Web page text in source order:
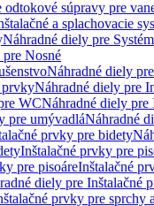
odtokové súpravy pre
a splachovacie
Náhradné diely pre
Nosné
Náhradné diely pre
prvkyNáhradné diely pre
WCNáhradné diely pre
pre umývadláNáhradné
prvky pre bidety
Inštalačné prvky pre
pre pisoáreInštalačné
diely pre Inštalačné
prvky pre sprchy